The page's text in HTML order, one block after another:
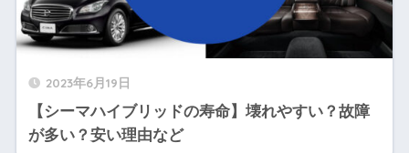
2023年6月19日
【シーマハイブリッドの寿命】壊れやすい？故障
が多い？安い理由など